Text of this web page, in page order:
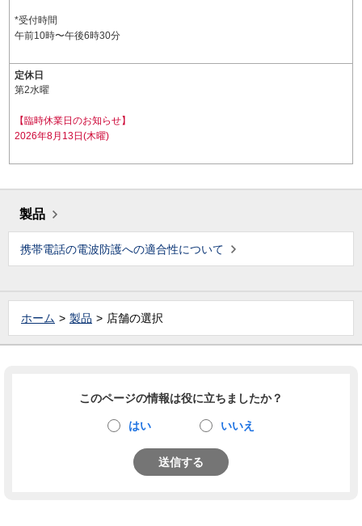
*受付時間
午前10時〜午後6時30分
定休日
第2水曜
【臨時休業日のお知らせ】
2026年8月13日(木曜)
製品
携帯電話の電波防護への適合性について
ホーム 製品 店舗の選択
このページの情報は役に立ちましたか？
はい いいえ
送信する